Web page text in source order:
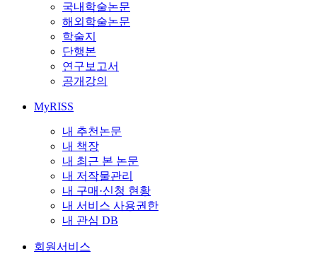
국내학술논문
해외학술논문
학술지
단행본
연구보고서
공개강의
MyRISS
내 추천논문
내 책장
내 최근 본 논문
내 저작물관리
내 구매·신청 현황
내 서비스 사용권한
내 관심 DB
회원서비스